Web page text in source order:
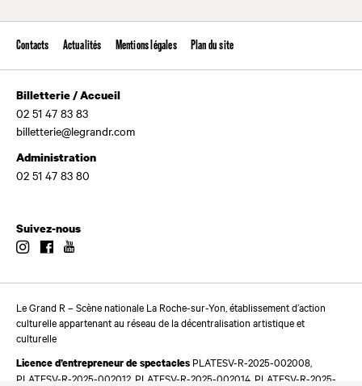
Contacts Actualités Mentions légales Plan du site
Billetterie / Accueil
02 51 47 83 83
billetterie@legrandr.com
Administration
02 51 47 83 80
Suivez-nous
InstagramFacebook
Le Grand R – Scène nationale La Roche-sur-Yon, établissement d’action
culturelle appartenant au réseau de la décentralisation artistique et
culturelle
Licence d’entrepreneur de spectacles PLATESV-R-2025-002008,
PLATESV-R-2025-002012, PLATESV-R-2025-002014, PLATESV-R-2025-